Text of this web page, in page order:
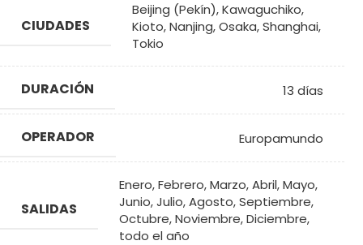
CIUDADES
Beijing (Pekín),Kawaguchiko,
Kioto,Nanjing,Osaka,Shanghai,
Tokio
DURACIÓN 13 días
OPERADOR Europamundo
SALIDAS
Enero,Febrero,Marzo,Abril,Mayo,
Junio,Julio,Agosto,Septiembre,
Octubre,Noviembre,Diciembre,
todo el año